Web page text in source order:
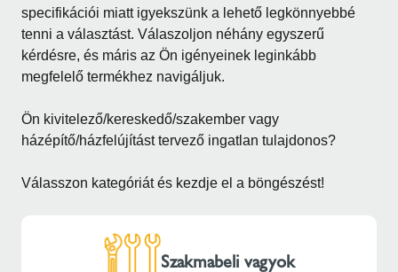
specifikációi miatt igyekszünk a lehető legkönnyebbé
tenni a választást. Válaszoljon néhány egyszerű
kérdésre, és máris az Ön igényeinek leginkább
megfelelő termékhez navigáljuk.
Ön kivitelező/kereskedő/szakember vagy
házépítő/házfelújítást tervező ingatlan tulajdonos?
Válasszon kategóriát és kezdje el a böngészést!
Szakmabeli vagyok